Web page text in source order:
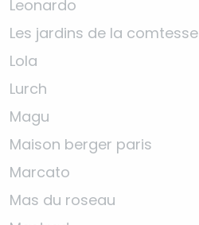
Leonardo
Les jardins de la comtesse
Lola
Lurch
Magu
Maison berger paris
Marcato
Mas du roseau